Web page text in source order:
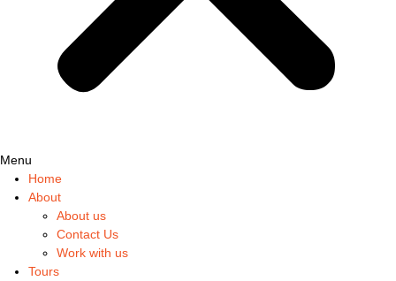
Menu
Home
About
About us
Contact Us
Work with us
Tours